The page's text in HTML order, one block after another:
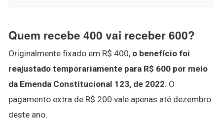
Quem recebe 400 vai receber 600?
Originalmente fixado em R$ 400, o benefício foi
reajustado temporariamente para R$ 600 por meio
da Emenda Constitucional 123, de 2022. O
pagamento extra de R$ 200 vale apenas até dezembro
deste ano.